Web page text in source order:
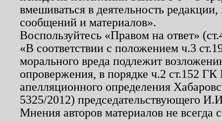
вмешиваться в деятельность
сообщений и материалов».
Воспользуйтесь «Правом на ответ»
«В соответствии с положением ч.3
морального вреда подлежит
опровержения, в порядке ч.2 ст.152
апелляционного определения
5325/2012) председательствующего
Мнения авторов материалов не